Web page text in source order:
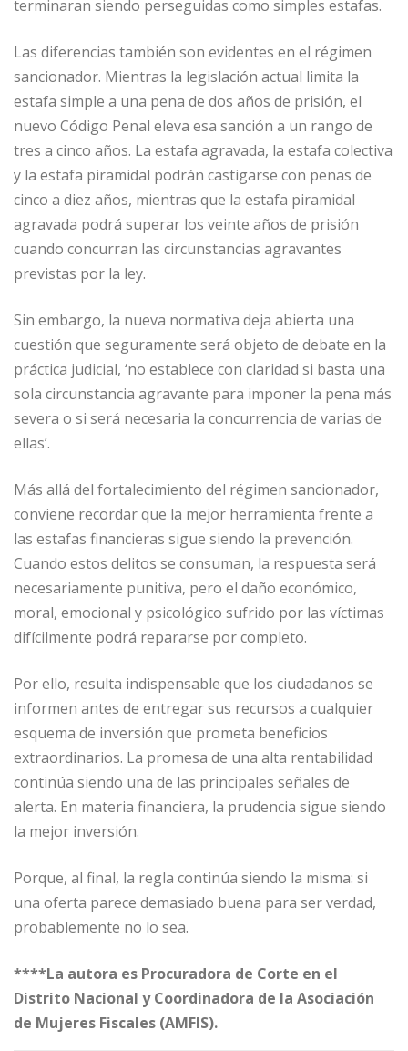
terminaran siendo perseguidas como simples estafas.
Las diferencias también son evidentes en el régimen
sancionador. Mientras la legislación actual limita la
estafa simple a una pena de dos años de prisión, el
nuevo Código Penal eleva esa sanción a un rango de
tres a cinco años. La estafa agravada, la estafa colectiva
y la estafa piramidal podrán castigarse con penas de
cinco a diez años, mientras que la estafa piramidal
agravada podrá superar los veinte años de prisión
cuando concurran las circunstancias agravantes
previstas por la ley.
Sin embargo, la nueva normativa deja abierta una
cuestión que seguramente será objeto de debate en la
práctica judicial, ‘no establece con claridad si basta una
sola circunstancia agravante para imponer la pena más
severa o si será necesaria la concurrencia de varias de
ellas’.
Más allá del fortalecimiento del régimen sancionador,
conviene recordar que la mejor herramienta frente a
las estafas financieras sigue siendo la prevención.
Cuando estos delitos se consuman, la respuesta será
necesariamente punitiva, pero el daño económico,
moral, emocional y psicológico sufrido por las víctimas
difícilmente podrá repararse por completo.
Por ello, resulta indispensable que los ciudadanos se
informen antes de entregar sus recursos a cualquier
esquema de inversión que prometa beneficios
extraordinarios. La promesa de una alta rentabilidad
continúa siendo una de las principales señales de
alerta. En materia financiera, la prudencia sigue siendo
la mejor inversión.
Porque, al final, la regla continúa siendo la misma: si
una oferta parece demasiado buena para ser verdad,
probablemente no lo sea.
****La autora es Procuradora de Corte en el
Distrito Nacional y Coordinadora de la Asociación
de Mujeres Fiscales (AMFIS).